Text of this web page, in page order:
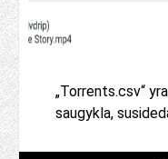
„Torrents.csv“
saugykla,